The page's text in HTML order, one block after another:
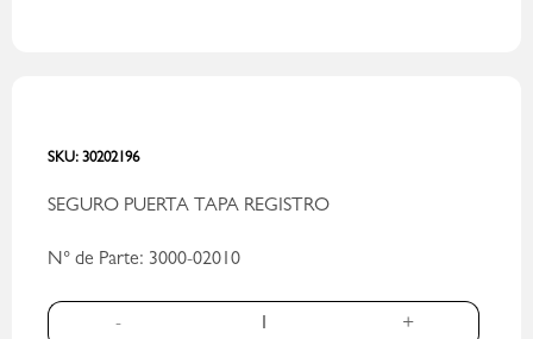
SKU: 30202196
SEGURO PUERTA TAPA REGISTRO
N° de Parte: 3000-02010
SEGURO PUERTA TAPA REGISTRO,SUPER SUCKER LATCH - PN